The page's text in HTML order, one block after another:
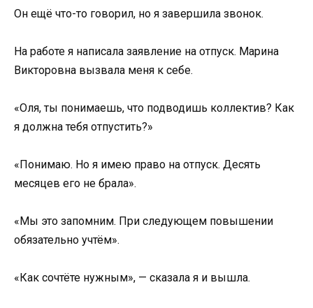
Он ещё что-то говорил, но я завершила звонок.
На работе я написала заявление на отпуск. Марина
Викторовна вызвала меня к себе.
«Оля, ты понимаешь, что подводишь коллектив? Как
я должна тебя отпустить?»
«Понимаю. Но я имею право на отпуск. Десять
месяцев его не брала».
«Мы это запомним. При следующем повышении
обязательно учтём».
«Как сочтёте нужным», — сказала я и вышла.